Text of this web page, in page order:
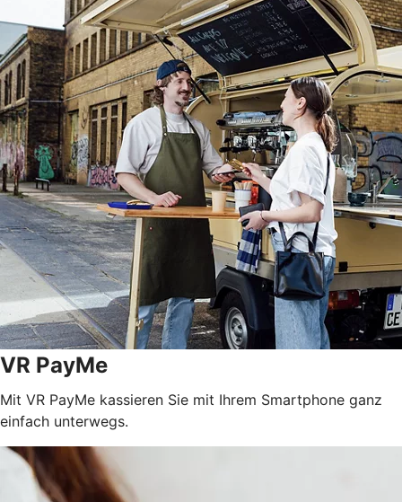
VR PayMe
Mit VR PayMe kassieren Sie mit Ihrem Smartphone ganz
einfach unterwegs.